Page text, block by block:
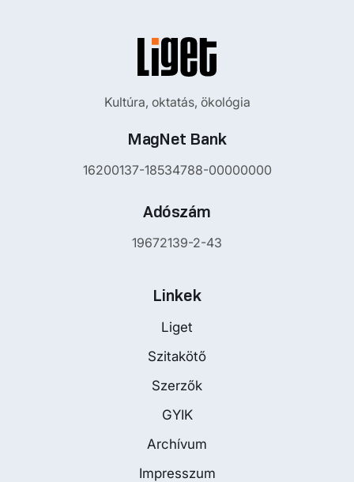
Kultúra, oktatás, ökológia
MagNet Bank
16200137-18534788-00000000
Adószám
19672139-2-43
Linkek
Liget
Szitakötő
Szerzők
GYIK
Archívum
Impresszum